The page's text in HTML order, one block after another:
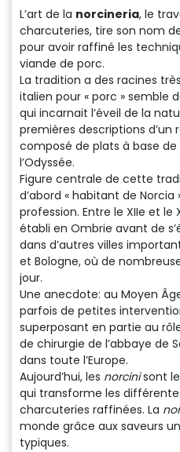
L’art de la norcineria, le
charcuteries, tire son nom
pour avoir raffiné les
viande de porc.
La tradition a des racines
italien pour « porc » semble
qui incarnait l’éveil de la
premières descriptions
composé de plats à base
l’Odyssée.
Figure centrale de cette
d’abord « habitant de
profession. Entre le XIIe et le
établi en Ombrie avant de
dans d’autres villes
et Bologne, où de
jour.
Une anecdote: au Moyen
parfois de petites
superposant en partie au
de chirurgie de l’abbaye de
dans toute l’Europe.
Aujourd’hui, les norcinisont
qui transforme les
charcuteries raffinées. La
monde grâce aux saveurs
typiques.